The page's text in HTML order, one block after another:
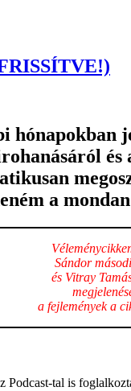
a
Sándor
és Vitray
a fejlemények a
Podcast-tal is